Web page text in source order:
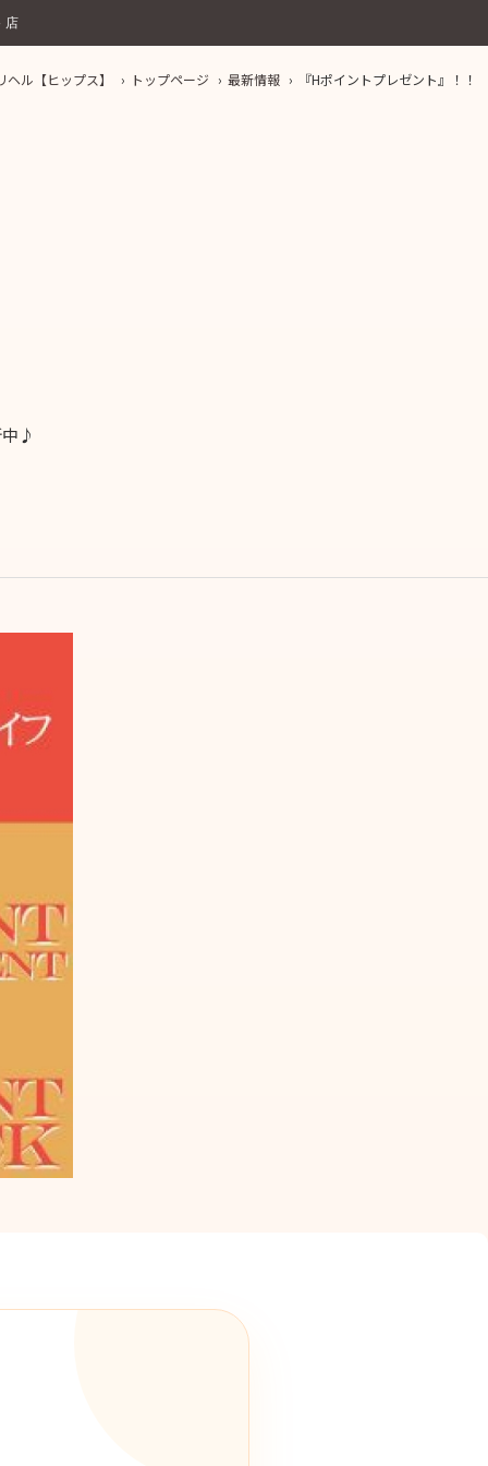
ヘル【ヒップス】 トップページ 最新情報 『Hポイントプレゼント』！！
中♪